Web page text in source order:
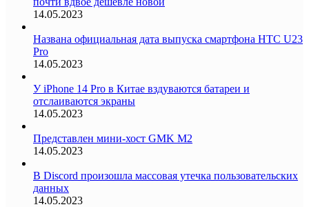
14.05.2023
Названа официальная дата выпуска смартфона HTC U23
Pro
14.05.2023
У iPhone 14 Pro в Китае вздуваются батареи и
отслаиваются экраны
14.05.2023
Представлен мини-хост GMK M2
14.05.2023
В Discord произошла массовая утечка пользовательских
данных
14.05.2023